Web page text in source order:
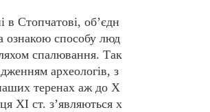
в Стопчатові, об’єдн
ознакою способу люд
спалювання. Так
археологів, з
теренах аж до X
XI ст. з’являються х